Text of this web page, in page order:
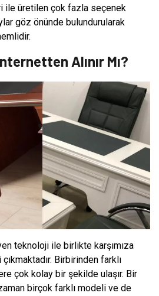
ile üretilen çok fazla seçenek
göz önünde bulundurularak
Alınır Mı?
teknoloji ile birlikte karşımıza
Birbirinden farklı
çok kolay bir şekilde ulaşır. Bir
birçok farklı modeli ve de